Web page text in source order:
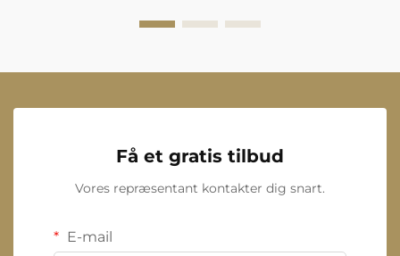
Få et gratis tilbud
Vores repræsentant kontakter dig snart.
E-mail